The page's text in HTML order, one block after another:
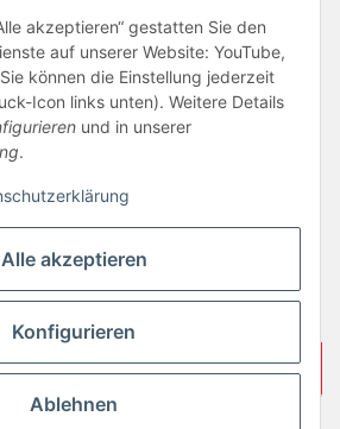
Alle akzeptieren
Konfigurieren
Ablehnen
akzeptieren“ gestatten Sie den
auf unserer Website: YouTube,
können die Einstellung jederzeit
Icon links unten). Weitere Details
und in unserer
.
widerrufen